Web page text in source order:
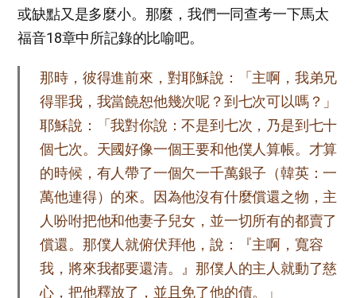
或缺點又是多麼小。那麼，我們一同查考一下馬太
福音18章中所記錄的比喻吧。
那時，彼得進前來，對耶穌說：「主啊，我弟兄
得罪我，我當饒恕他幾次呢？到七次可以嗎？」
耶穌說：「我對你說：不是到七次，乃是到七十
個七次。天國好像一個王要和他僕人算帳。才算
的時候，有人帶了一個欠一千萬銀子（韓英：一
萬他連得）的來。因為他沒有什麼償還之物，主
人吩咐把他和他妻子兒女，並一切所有的都賣了
償還。那僕人就俯伏拜他，說：『主啊，寬容
我，將來我都要還清。』那僕人的主人就動了慈
心，把他釋放了，並且免了他的債。」